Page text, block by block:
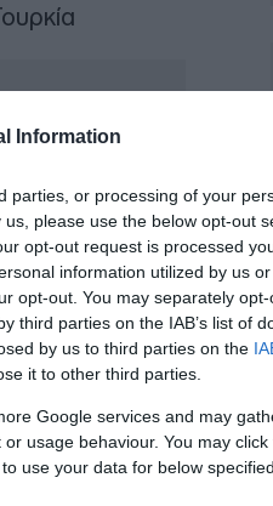
Information
parties, or processing of your
please use the below opt-out
opt-out request is processed
information utilized by us
opt-out. You may separately
third parties on the IAB’s list of
by us to third parties on the
it to other third parties.
Google services and may
usage behaviour. You may
use your data for below
που
οι